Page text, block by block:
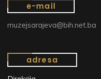
e-mail
muzejsarajeva@bih.net.ba
adresa